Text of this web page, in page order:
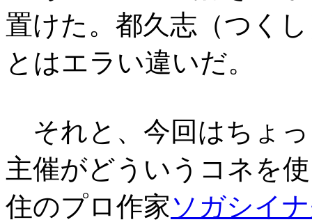
置けた。都久志（つく
とはエラい違いだ。
それと、今回はちょ
主催がどういうコネを
住のプロ作家ソガシイ